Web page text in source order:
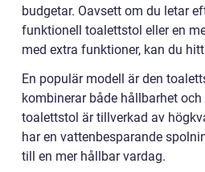
budgetar. Oavsett om du letar
funktionell toalettstol eller en
med extra funktioner, kan du
En populär modell är den
kombinerar både hållbarhet
toalettstol är tillverkad av
har en vattenbesparande
till en mer hållbar vardag.